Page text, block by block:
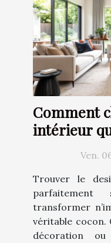
Comment
intérieur
Ven.
Trouver le
parfaitement
transformer
véritable cocon.
décoration